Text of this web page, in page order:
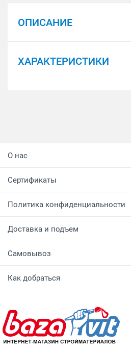
ОПИСАНИЕ
ХАРАКТЕРИСТИКИ
О нас
Сертификаты
Политика конфиденциальности
Доставка и подъем
Самовывоз
Как добраться